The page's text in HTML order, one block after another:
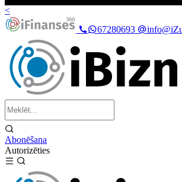
<
67280693
Abonēšana
Autorizēties